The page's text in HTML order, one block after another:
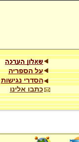
על הספריה
הסדרי נגישות
כתבו אלינו